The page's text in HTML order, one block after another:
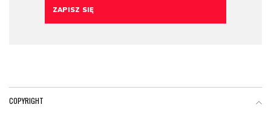
COPYRIGHT